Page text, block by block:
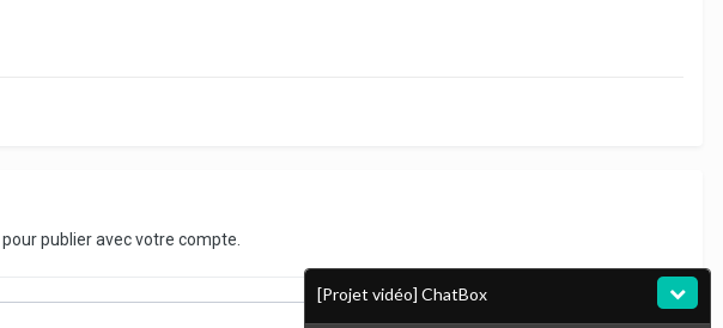
pour publier avec votre compte.
[Projet vidéo] ChatBox